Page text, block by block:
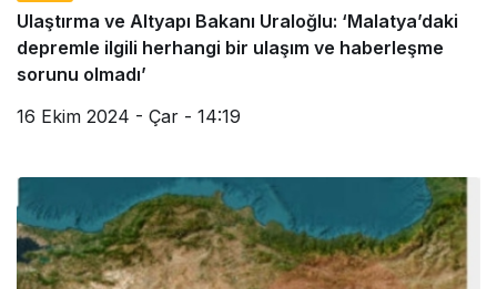
Ulaştırma ve Altyapı Bakanı Uraloğlu: ‘Malatya’daki
depremle ilgili herhangi bir ulaşım ve haberleşme
sorunu olmadı’
16 Ekim 2024 - Çar - 14:19